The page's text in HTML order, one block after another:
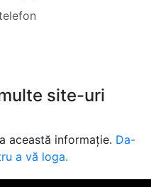
site-uri
această informație. Da-
a vă loga.